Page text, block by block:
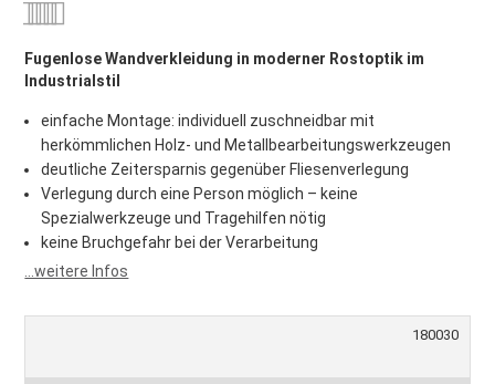
Fugenlose Wandverkleidung in moderner Rostoptik im
Industrialstil
einfache Montage: individuell zuschneidbar mit
herkömmlichen Holz- und Metallbearbeitungswerkzeugen
deutliche Zeitersparnis gegenüber Fliesenverlegung
Verlegung durch eine Person möglich – keine
Spezialwerkzeuge und Tragehilfen nötig
keine Bruchgefahr bei der Verarbeitung
...weitere Infos
180030